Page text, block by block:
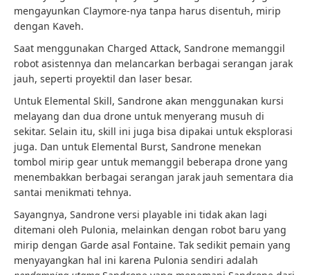
mengayunkan Claymore-nya tanpa harus disentuh, mirip
dengan Kaveh.
Saat menggunakan Charged Attack, Sandrone memanggil
robot asistennya dan melancarkan berbagai serangan jarak
jauh, seperti proyektil dan laser besar.
Untuk Elemental Skill, Sandrone akan menggunakan kursi
melayang dan dua drone untuk menyerang musuh di
sekitar. Selain itu, skill ini juga bisa dipakai untuk eksplorasi
juga. Dan untuk Elemental Burst, Sandrone menekan
tombol mirip gear untuk memanggil beberapa drone yang
menembakkan berbagai serangan jarak jauh sementara dia
santai menikmati tehnya.
Sayangnya, Sandrone versi playable ini tidak akan lagi
ditemani oleh Pulonia, melainkan dengan robot baru yang
mirip dengan Garde asal Fontaine. Tak sedikit pemain yang
menyayangkan hal ini karena Pulonia sendiri adalah